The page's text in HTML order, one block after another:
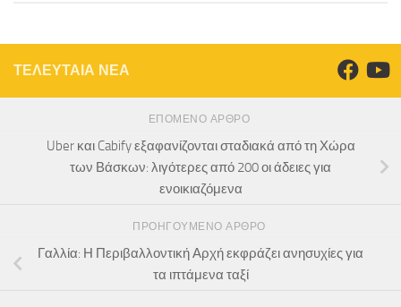
ΤΕΛΕΥΤΑΙΑ ΝΕΑ
ΕΠΌΜΕΝΟ ΆΡΘΡΟ
Uber και Cabify εξαφανίζονται σταδιακά από τη Χώρα
των Βάσκων: λιγότερες από 200 οι άδειες για
ενοικιαζόμενα
ΠΡΟΗΓΟΎΜΕΝΟ ΆΡΘΡΟ
Γαλλία: Η Περιβαλλοντική Αρχή εκφράζει ανησυχίες για
τα ιπτάμενα ταξί